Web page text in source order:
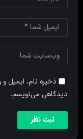
ذخیره نام، ایمیل
دیدگاهی می‌نویسم.